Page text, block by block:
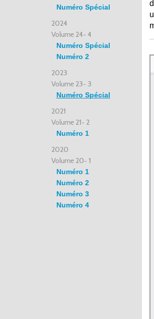
Numéro Spécial
2024
Volume 24- 4
Numéro Spécial
Numéro 2
2023
Volume 23- 3
Numéro Spécial
2021
Volume 21- 2
Numéro 1
2020
Volume 20- 1
Numéro 1
Numéro 2
Numéro 3
Numéro 4